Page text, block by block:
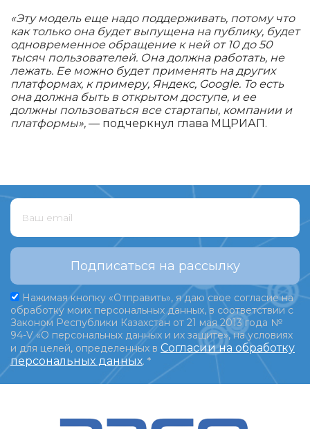
«Эту модель еще надо поддерживать, потому что
как только она будет выпущена на публику, будет
одновременное обращение к ней от 10 до 50
тысяч пользователей. Она должна работать, не
лежать. Ее можно будет применять на других
платформах, к примеру, Яндекс, Googlе. То есть
она должна быть в открытом доступе, и ее
должны пользоваться все стартапы, компании и
платформы», — подчеркнул глава МЦРИАП.
Подписаться на рассылку
Нажимая кнопку «Отправить», я даю свое согласие на
обработку моих персональных данных, в соответствии с
Законом Республики Казахстан от 21 мая 2013 года №
94-V «О персональных данных и их защите», на условиях
и для целей, определенных в Согласии на обработку
персональных данных. *